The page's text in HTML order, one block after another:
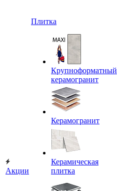
Акции
Плитка
Крупноформатный
керамогранит
Керамогранит
Керамическая
плитка